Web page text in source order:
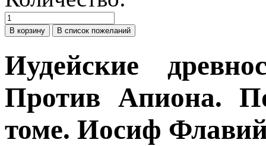
Иудейские
Против Апиона.
томе. Иосиф